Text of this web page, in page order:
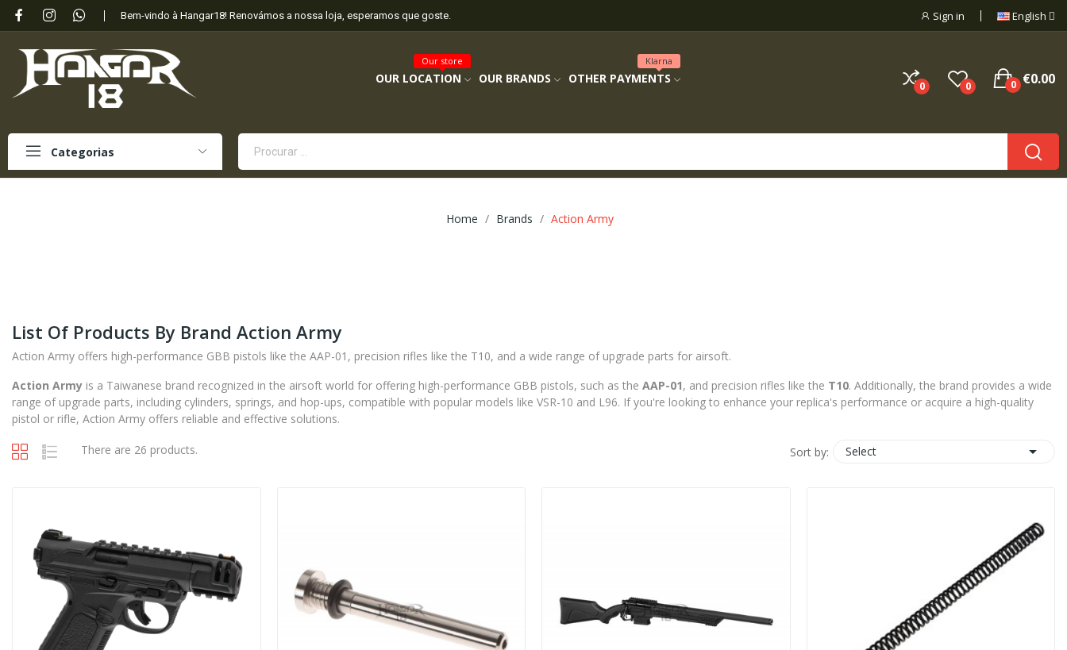
Bem-vindo à Hangar18! Renovámos a nossa loja, esperamos que goste. Sign in English
OUR LOCATION
Our store
OUR BRANDS OTHER PAYMENTS
Klarna
0 0 €0.00
0
Categorias
Home Brands Action Army
List Of Products By Brand Action Army
Action Army offers high-performance GBB pistols like the AAP-01, precision rifles like the T10, and a wide range of upgrade parts for airsoft.
Action Army is a Taiwanese brand recognized in the airsoft world for offering high-performance GBB pistols, such as the AAP-01, and precision rifles like the T10. Additionally, the brand provides a wide
range of upgrade parts, including cylinders, springs, and hop-ups, compatible with popular models like VSR-10 and L96. If you're looking to enhance your replica's performance or acquire a high-quality
pistol or rifle, Action Army offers reliable and effective solutions.
There are 26 products. Sort by: Select 